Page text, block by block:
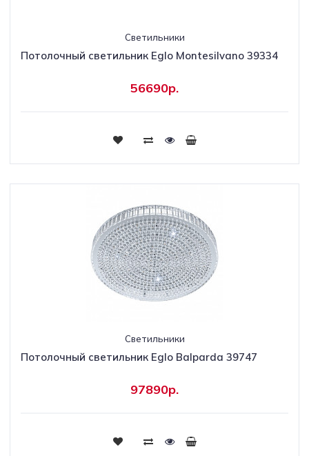
Светильники
Потолочный светильник Eglo Montesilvano 39334
56690р.
Светильники
Потолочный светильник Eglo Balparda 39747
97890р.